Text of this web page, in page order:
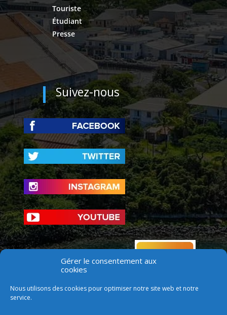
Gérer le consentement aux
cookies
Nous utilisons des cookies pour optimiser notre site web et notre
service.
Touriste
Étudiant
Presse
Suivez-nous